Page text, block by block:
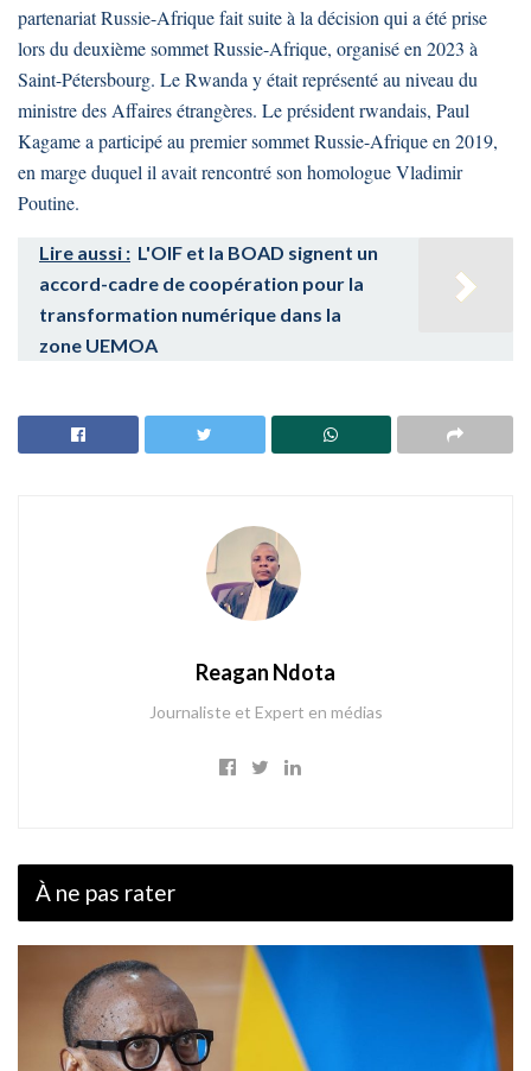
partenariat Russie-Afrique fait suite à la décision qui a été prise
lors du deuxième sommet Russie-Afrique, organisé en 2023 à
Saint-Pétersbourg. Le Rwanda y était représenté au niveau du
ministre des Affaires étrangères. Le président rwandais, Paul
Kagame a participé au premier sommet Russie-Afrique en 2019,
en marge duquel il avait rencontré son homologue Vladimir
Poutine.
Lire aussi : L'OIF et la BOAD signent un
accord-cadre de coopération pour la
transformation numérique dans la
zone UEMOA
Reagan Ndota
Journaliste et Expert en médias
À ne pas rater